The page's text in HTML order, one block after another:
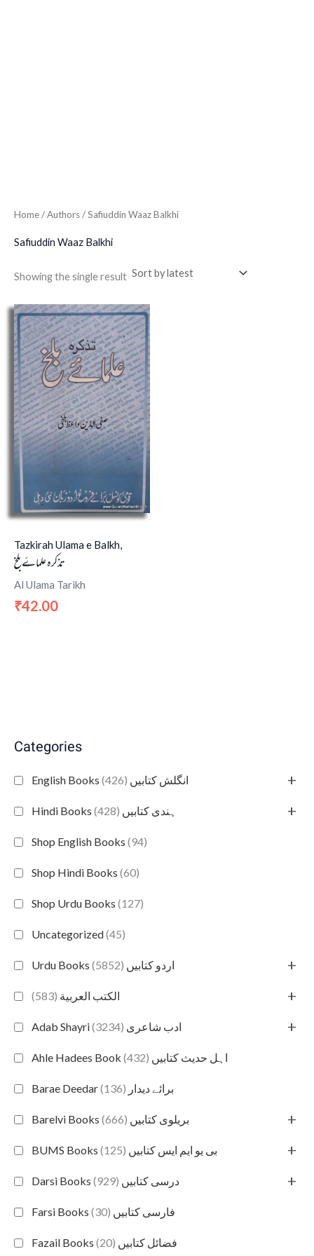
Categories
English Books انگلش کتابیں (426) +
Hindi Books ہندی کتابیں (428) +
Shop English Books (94)
Shop Hindi Books (60)
Shop Urdu Books (127)
Uncategorized(45)
Urdu Books اردو کتابیں (5852) +
الكتب العربية (583) +
Adab Shayri ادب شاعری (3234) +
Ahle Hadees Book اہل حدیث کتابیں (432)
Barae Deedar برائے دیدار (136)
Barelvi Books بریلوی کتابیں (666) +
BUMS Books بی یو ایم ایس کتابیں (125) +
Darsi Books درسی کتابیں (929) +
Farsi Books فارسی کتابیں (30)
Fazail Books فضائل کتابیں (20)
Home/ Authors / Safiuddin Waaz Balkhi
Safiuddin Waaz Balkhi
Showing the single result
Tazkirah Ulama e Balkh,
تذکرہ علماۓ بلخ
Al Ulama Tarikh
₹42.00